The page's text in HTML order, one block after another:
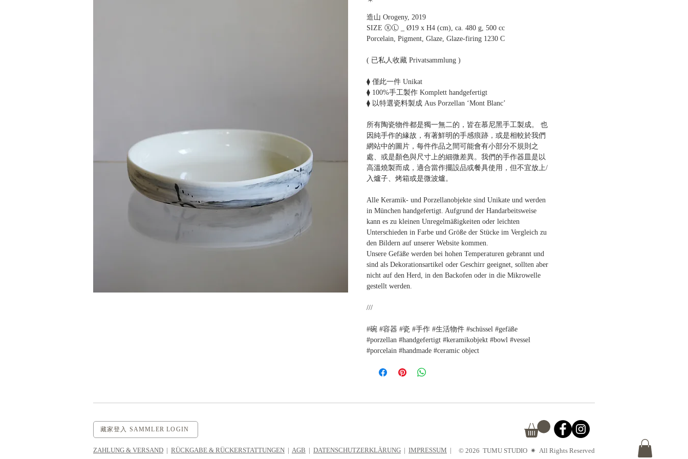
造山 Orogeny, 2019
SIZE ⓍⓁ _ Ø19 x H4 (cm), ca. 480 g, 500 cc
Porcelain, Pigment, Glaze, Glaze-firing 1230 C
( 已私人收藏 Privatsammlung )
⧫ 僅此一件 Unikat
⧫ 100%手工製作 Komplett handgefertigt
⧫ 以特選瓷料製成 Aus Porzellan ‘Mont Blanc’
所有陶瓷物件都是獨一無二的，皆在慕尼黑手工製成。 也
因純手作的緣故，有著鮮明的手感痕跡，或是相較於我們
網站中的圖片，每件作品之間可能會有小部分不規則之
處、或是顏色與尺寸上的細微差異。我們的手作器皿是以
高溫燒製而成，適合當作擺設品或餐具使用，但不宜放上/
入爐子、烤箱或是微波爐。
Alle Keramik- und Porzellanobjekte sind Unikate und werden
in München handgefertigt. Aufgrund der Handarbeitsweise
kann es zu kleinen Unregelmäßigkeiten oder leichten
Unterschieden in Farbe und Größe der Stücke im Vergleich zu
den Bildern auf unserer Website kommen.
Unsere Gefäße werden bei hohen Temperaturen gebrannt und
sind als Dekorationsartikel oder Geschirr geeignet, sollten aber
nicht auf den Herd, in den Backofen oder in die Mikrowelle
gestellt werden.
///
#碗 #容器 #瓷 #手作 #生活物件 #schüssel #gefäße
#porzellan #handgefertigt #keramikobjekt #bowl #vessel
#porcelain #handmade #ceramic object
藏家登入 SAMMLER LOGIN
ZAHLUNG & VERSAND | RÜCKGABE & RÜCKERSTATTUNGEN | AGB | DATENSCHUTZERKLÄRUNG | IMPRESSUM | © 2026 TUMU STUDIO ✷ All Rights Reserved